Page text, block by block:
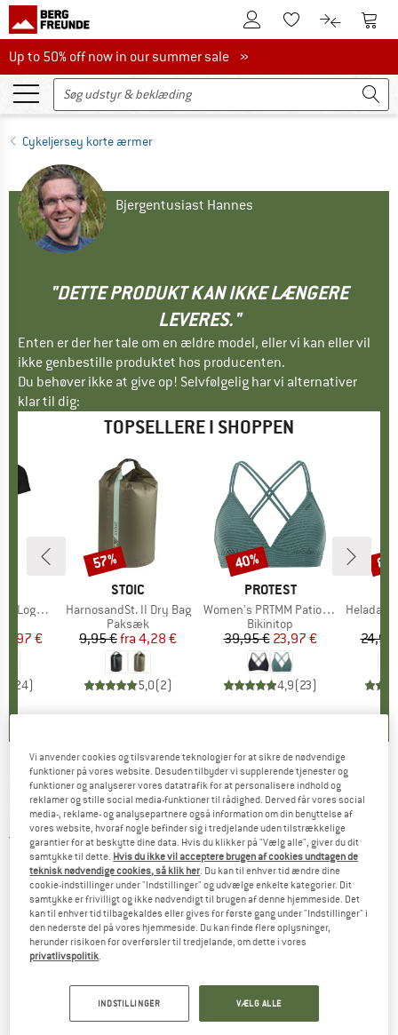
Til kundekontoenTil huskesedlen.
Til Til
Up to 50% off now in our summer sale
Up to 50% off now in our summer sale »
Cykeljersey korte ærmer
Bjergentusiast Hannes
"DETTE PRODUKT KAN IKKE LÆNGERE
LEVERES."
Enten er der her tale om en ældre model, eller vi kan eller vil
ikke genbestille produktet hos producenten.
Du behøver ikke at give op! Selvfølgelig har vi alternativer
klar til dig:
TOPSELLERE I SHOPPEN
T-Shirt
pris
€
24)
MÆRKE
STOIC
Artikel
HarnosandSt. II Dry Bag
Produktgruppe
Paksæk
Pris
9,95 € Nedsat pris
fra 4,28 €
5,0(2)
Rabat
57%
MÆRKE
PROTEST
Artikel
Women's PRTMM Patio Triangle
Produktgruppe
Bikinitop
Pris
39,95 €Nedsat pris
23,97 €
4,9(23)
Rabat
40%
Artikel
HeladagenSt.
24,95
LÖFFLER -Women's Bike Jersey Half Zip
Spela Mid - Cykeljersey
3,0(1)
Vi anvender cookies og tilsvarende teknologier for at sikre de nødvendige
funktioner på vores website. Desuden tilbyder vi supplerende tjenester og
funktioner og analyserer vores datatrafik for at personalisere indhold og
reklamer og stille social media-funktioner til rådighed. Derved får vores social
media-, reklame- og analysepartnere også information om din benyttelse af
vores website, hvoraf nogle befinder sig i tredjelande uden tilstrækkelige
garantier for at beskytte dine data. Hvis du klikker på "Vælg alle", giver du dit
samtykke til dette. Hvis du ikke vil acceptere brugen af cookies undtagen de
teknisk nødvendige cookies, så klik her. Du kan til enhver tid ændre dine
cookie-indstillinger under "Indstillinger" og udvælge enkelte kategorier. Dit
samtykke er frivilligt og ikke nødvendigt til brugen af denne hjemmeside. Det
kan til enhver tid tilbagekaldes eller gives for første gang under "Indstillinger" i
den nederste del på vores hjemmeside. Du kan finde flere oplysninger,
herunder risikoen for overførsler til tredjelande, om dette i vores
privatlivspolitik.
INDSTILLINGER VÆLG ALLE